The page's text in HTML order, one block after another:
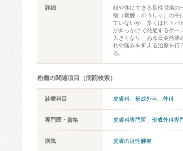
詳細
顔や体にできる良性腫瘍の
物（嚢腫：のうしゅ）の中
ていないが、多くはヒトパ
がきっかけで発症するケー
大きくなり、ある日突然痛
れや痛みを抑える治療を行
る。
粉瘤の関連項目（病院検索）
診療科目 皮膚科 形成外科 外科
専門医・資格 皮膚科専門医 形成外科専
病気 皮膚の良性腫瘍